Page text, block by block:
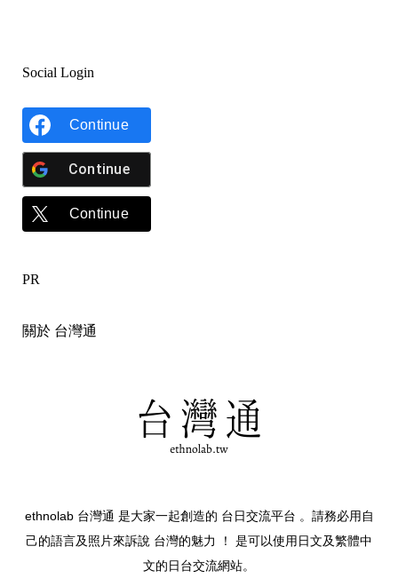
Social Login
Continue
Continue
Continue
PR
關於 台灣通
ethnolab 台灣通 是大家一起創造的 台日交流平台 。請務必用自
己的語言及照片來訴說 台灣的魅力 ！ 是可以使用日文及繁體中
文的日台交流網站。